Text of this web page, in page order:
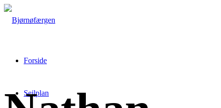
Forside
Sejlplan